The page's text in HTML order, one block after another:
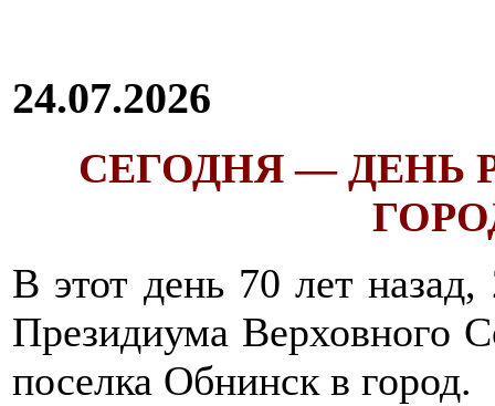
24.07.2026
СЕГОДНЯ — ДЕНЬ
В этот день 70 лет
Президиума Верховного
поселка Обнинск в город.